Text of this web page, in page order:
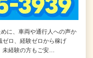
に、車両や通行人への声か
ゼロ、経験ゼロから稼げ
未経験の方もご安…